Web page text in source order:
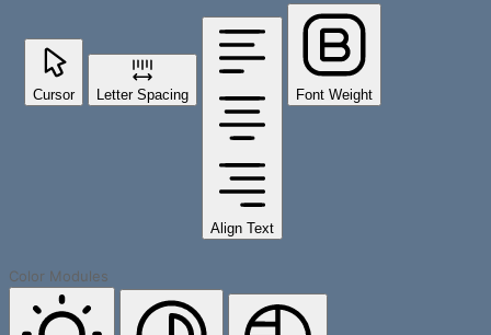
Cursor Letter Spacing
Align Text
Font Weight
Color Modules